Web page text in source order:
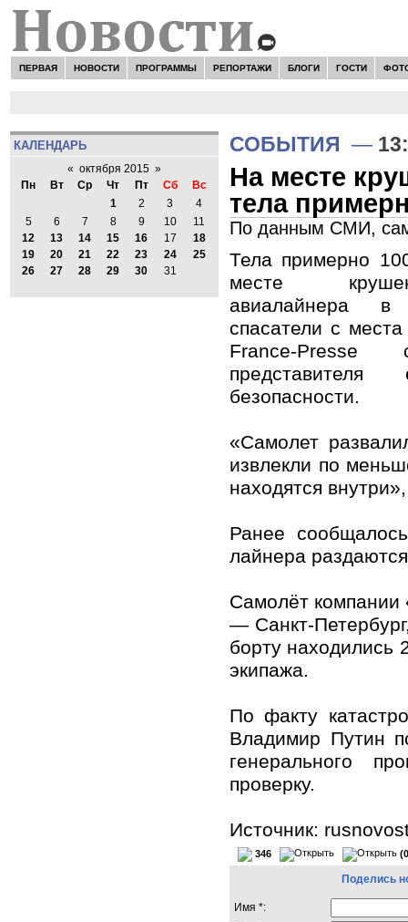
ПЕРВАЯ НОВОСТИ ПРОГРАММЫ РЕПОРТАЖИ БЛОГИ ГОСТИ
КАЛЕНДАРЬ
« октября 2015 »
Пн
Вт Ср Чт Пт Сб
Вс
1
2 3
4
5
6 7 8 9 10
11
12
13 14 15 16 17
18
19
20 21 22 23 24
25
26
27 28 29 30 31
СОБЫТИЯ —
На месте
тела
По данным СМИ,
Тела примерно
месте
авиалайнера
спасатели с
France-
представителя
безопасности.
«Самолет
извлекли по
находятся
Ранее
лайнера
Самолёт
— Санкт-
борту находились
экипажа.
По факту
Владимир Путин
генерального
проверку.
Источник:
346
Поделись
Имя *: